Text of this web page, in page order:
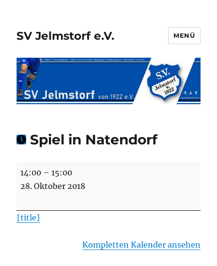
SV Jelmstorf e.V. MENÜ
Spiel in Natendorf
Spiel
14:00 –15:00
28. Oktober 2018
{title}
Kompletten Kalender ansehen